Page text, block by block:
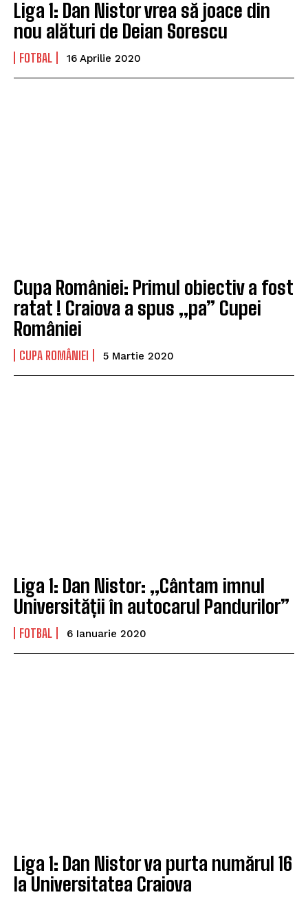
Liga 1: Dan Nistor vrea să joace din
nou alături de Deian Sorescu
FOTBAL 16 Aprilie 2020
Cupa României: Primul obiectiv a fost
ratat ! Craiova a spus „pa” Cupei
României
CUPA ROMÂNIEI 5 Martie 2020
Liga 1: Dan Nistor: „Cântam imnul
Universității în autocarul Pandurilor”
FOTBAL 6 Ianuarie 2020
Liga 1: Dan Nistor va purta numărul 16
la Universitatea Craiova